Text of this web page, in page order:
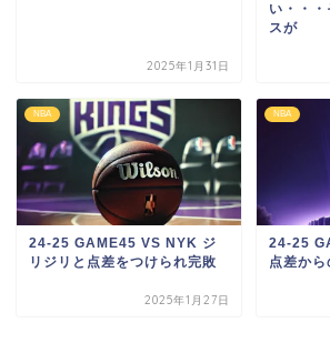
2025年1月31日
い・・
スが
NBA
24-25 GAME45 VS NYK ジ
リジリと点差をつけられ完敗
2025年1月27日
NBA
24-25
点差から